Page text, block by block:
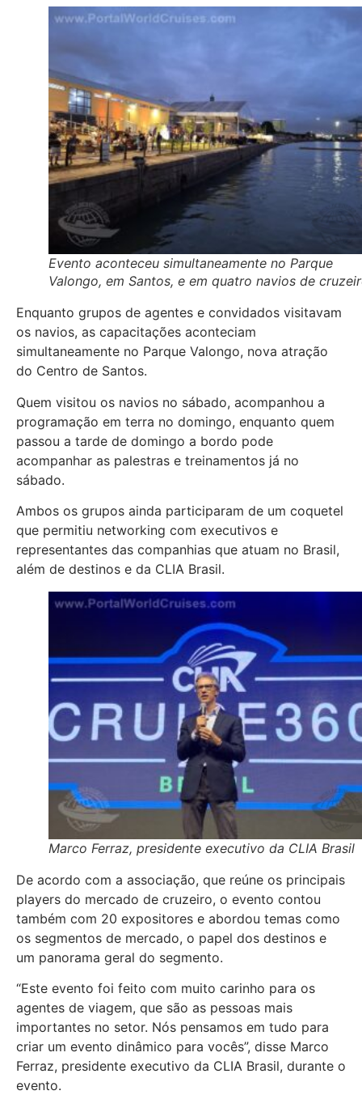
Evento aconteceu simultaneamente no Parque
Valongo, em Santos, e em quatro navios de
Enquanto grupos de agentes e convidados visitavam
os navios, as capacitações aconteciam
simultaneamente no Parque Valongo, nova atração
do Centro de Santos.
Quem visitou os navios no sábado, acompanhou a
programação em terra no domingo, enquanto quem
passou a tarde de domingo a bordo pode
acompanhar as palestras e treinamentos já no
sábado.
Ambos os grupos ainda participaram de um coquetel
que permitiu networking com executivos e
representantes das companhias que atuam no Brasil,
além de destinos e da CLIA Brasil.
Marco Ferraz, presidente executivo da CLIA Brasil
De acordo com a associação, que reúne os principais
players do mercado de cruzeiro, o evento contou
também com 20 expositores e abordou temas como
os segmentos de mercado, o papel dos destinos e
um panorama geral do segmento.
“Este evento foi feito com muito carinho para os
agentes de viagem, que são as pessoas mais
importantes no setor. Nós pensamos em tudo para
criar um evento dinâmico para vocês”, disse Marco
Ferraz, presidente executivo da CLIA Brasil, durante o
evento.